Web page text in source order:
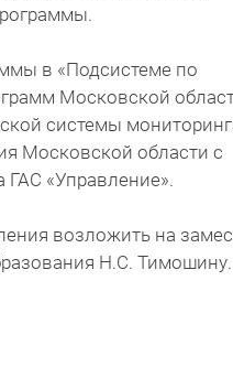
в «Подсистеме по
Московской
системы
Московской области с
ГАС «Управление».
возложить на
Н.С. Тимошину.